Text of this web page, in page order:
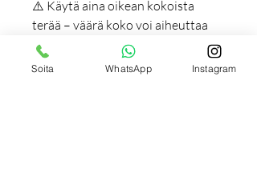
⚠️ Käytä aina oikean kokoista
terää – väärä koko voi aiheuttaa
värinää ja vahingoittaa sähköviilan
moottoria.
Soita WhatsApp Instagram